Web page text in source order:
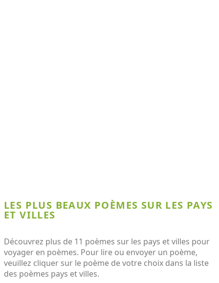
LES PLUS BEAUX POÈMES SUR LES PAYS
ET VILLES
Découvrez plus de 11 poèmes sur les pays et villes pour
voyager en poèmes. Pour lire ou envoyer un poème,
veuillez cliquer sur le poème de votre choix dans la liste
des poèmes pays et villes.